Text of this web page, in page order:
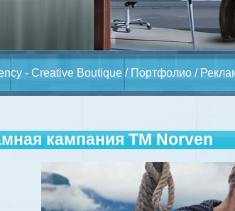
- Creative Boutique/ Портфолио/
кампания ТМ Norven